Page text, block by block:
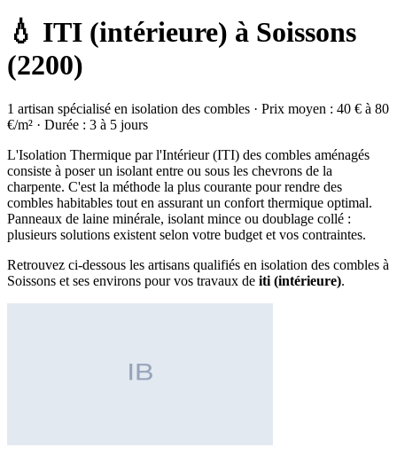
💧 ITI (intérieure) à Soissons
(2200)
1 artisan spécialisé en isolation des combles · Prix moyen : 40 € à 80
€/m² · Durée : 3 à 5 jours
L'Isolation Thermique par l'Intérieur (ITI) des combles aménagés
consiste à poser un isolant entre ou sous les chevrons de la
charpente. C'est la méthode la plus courante pour rendre des
combles habitables tout en assurant un confort thermique optimal.
Panneaux de laine minérale, isolant mince ou doublage collé :
plusieurs solutions existent selon votre budget et vos contraintes.
Retrouvez ci-dessous les artisans qualifiés en isolation des combles à
Soissons et ses environs pour vos travaux de iti (intérieure).